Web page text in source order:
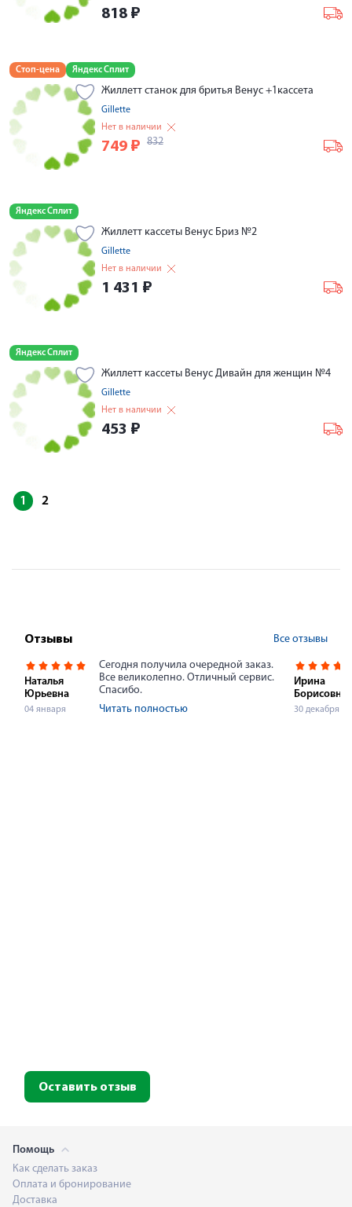
818 ₽
Стоп-цена Яндекс Сплит
Жиллетт станок для бритья Венус +1кассета
Gillette
Нет в наличии
749 ₽ 832
Яндекс Сплит
Жиллетт кассеты Венус Бриз №2
Gillette
Нет в наличии
1 431 ₽
Яндекс Сплит
Жиллетт кассеты Венус Дивайн для женщин №4
Gillette
Нет в наличии
453 ₽
1 2
Отзывы Все отзывы
Наталья
Юрьевна
04 января
Сегодня получила очередной заказ.
Все великолепно. Отличный сервис.
Спасибо.
Читать полностью
Ирина
Борисовна
30 декабря
Оставить отзыв
Помощь
Как сделать заказ
Оплата и бронирование
Доставка